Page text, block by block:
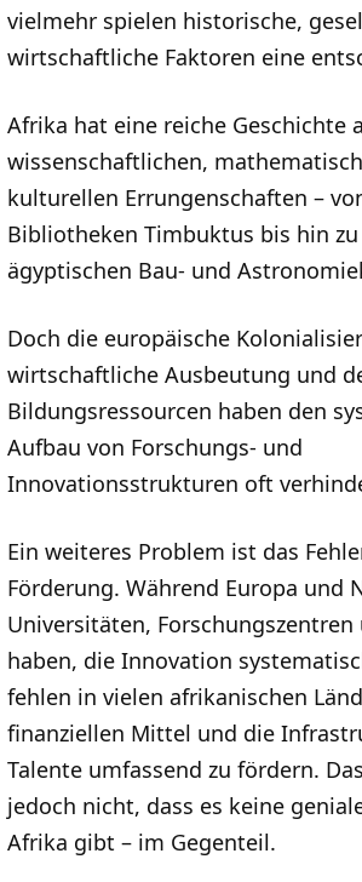
vielmehr spielen historische,
wirtschaftliche Faktoren eine
Afrika hat eine reiche Geschichte
wissenschaftlichen,
kulturellen Errungenschaften –
Bibliotheken Timbuktus bis hin
ägyptischen Bau- und
Doch die europäische
wirtschaftliche Ausbeutung und
Bildungsressourcen haben den
Aufbau von Forschungs- und
Innovationsstrukturen oft
Ein weiteres Problem ist das
Förderung. Während Europa und
Universitäten,
haben, die Innovation
fehlen in vielen afrikanischen
finanziellen Mittel und die
Talente umfassend zu fördern.
jedoch nicht, dass es keine
Afrika gibt – im Gegenteil.